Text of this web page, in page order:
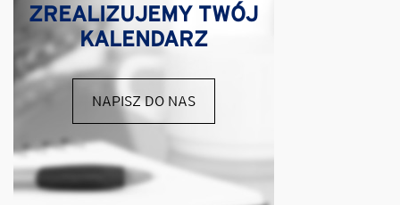
ZREALIZUJEMY TWÓJ
KALENDARZ
NAPISZ DO NAS